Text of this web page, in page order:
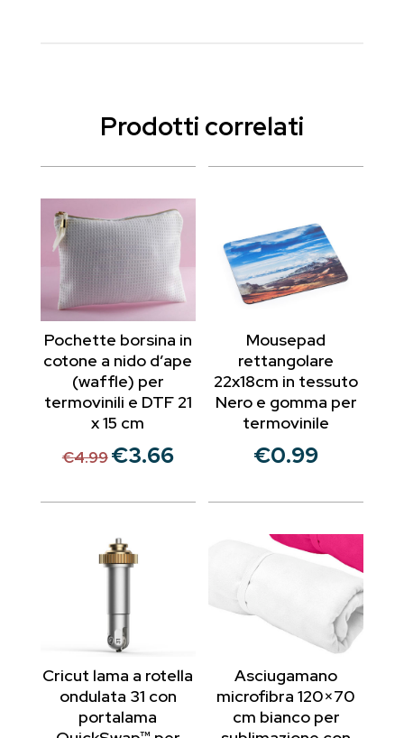
Prodotti correlati
Pochette borsina in
cotone a nido d’ape
(waffle) per
termovinili e DTF 21
x 15 cm
€4.99 Il
originale
€4.99.
€3.66Il
attuale
Mousepad
rettangolare
22x18cm in tessuto
Nero e gomma per
termovinile
€0.99
Cricut lama a rotella
ondulata 31 con
portalama
Asciugamano
microfibra 120×70
cm bianco per